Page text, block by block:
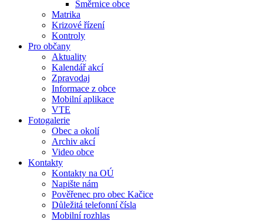
Směrnice obce
Matrika
Krizové řízení
Kontroly
Pro občany
Aktuality
Kalendář akcí
Zpravodaj
Informace z obce
Mobilní aplikace
VTE
Fotogalerie
Obec a okolí
Archiv akcí
Video obce
Kontakty
Kontakty na OÚ
Napište nám
Pověřenec pro obec Kačice
Důležitá telefonní čísla
Mobilní rozhlas